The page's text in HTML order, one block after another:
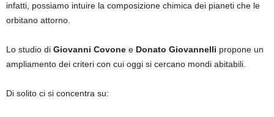
infatti, possiamo intuire la composizione chimica dei pianeti che le
orbitano attorno.
Lo studio di Giovanni Covone e Donato Giovannelli propone un
ampliamento dei criteri con cui oggi si cercano mondi abitabili.
Di solito ci si concentra su: